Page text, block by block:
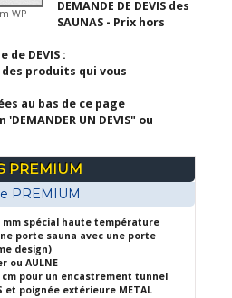
WP
DEMANDE DE DEVIS des
SAUNAS - Prix hors
de DEVIS :
produits qui vous
au bas de ce page
UN DEVIS" ou
PREMIUM
PREMIUM
mm spécial haute température
porte sauna avec une porte
design)
ou AULNE
cm pour un encastrement tunnel
et poignée extérieure METAL